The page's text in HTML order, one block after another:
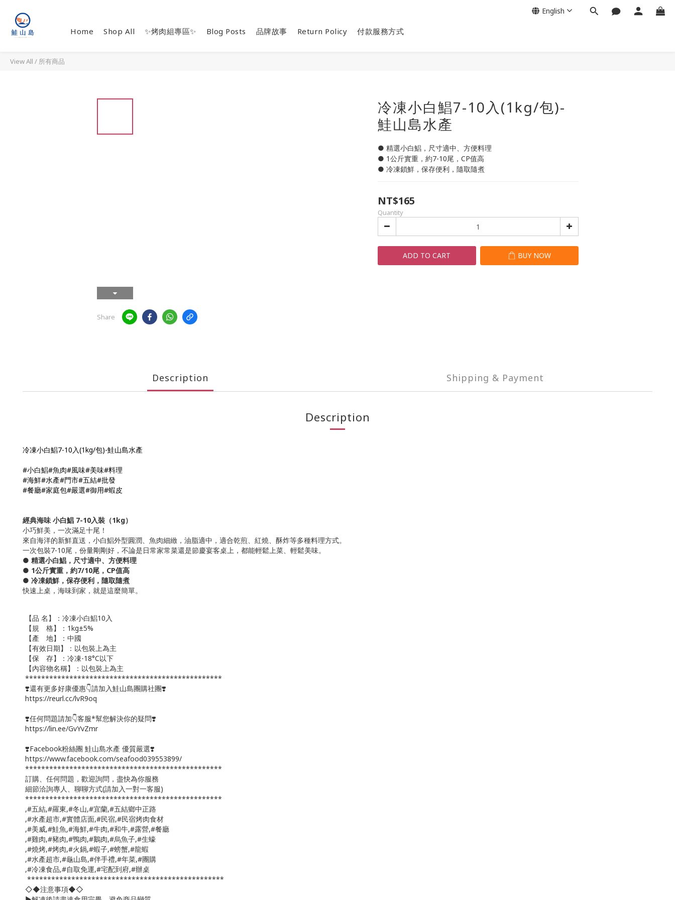
Home Shop All ✨烤肉組專區✨ Blog Posts 品牌故事 Return Policy 付款服務方式
English
View All / 所有商品
Share
冷凍小白鯧7-10入(1kg/包)-
鮭山島水產
● 精選小白鯧，尺寸適中、方便料理
● 1公斤實重，約7-10尾，CP值高
● 冷凍鎖鮮，保存便利，隨取隨煮
NT$165
Quantity
ADD TO CART BUY NOW
Description Shipping & Payment
Description
冷凍小白鯧7-10入(1kg/包)-鮭山島水產
#小白鯧#魚肉#風味#美味#料理
#海鮮#水產#門市#五結#批發
#餐廳#家庭包#嚴選#御用#蝦皮
經典海味 小白鯧 7-10入裝（1kg）
小巧鮮美，一次滿足十尾！
來自海洋的新鮮直送，小白鯧外型圓潤、魚肉細緻，油脂適中，適合乾煎、紅燒、酥炸等多種料理方式。
一次包裝7-10尾，份量剛剛好，不論是日常家常菜還是節慶宴客桌上，都能輕鬆上菜、輕鬆美味。
● 精選小白鯧，尺寸適中、方便料理
● 1公斤實重，約7/10尾，CP值高
● 冷凍鎖鮮，保存便利，隨取隨煮
快速上桌，海味到家，就是這麼簡單。
【品 名】：冷凍小白鯧10入
【規 格】：1kg±5%
【產 地】：中國
【有效日期】：以包裝上為主
【保 存】：冷凍-18°C以下
【內容物名稱】：以包裝上為主
*************************************************
❣️還有更多好康優惠👇請加入鮭山島團購社團❣️
https://reurl.cc/lvR9oq
❣️任何問題請加👇客服*幫您解決你的疑問❣️
https://lin.ee/GvYvZmr
❣️Facebook粉絲團 鮭山島水產 優質嚴選❣️
https://www.facebook.com/seafood039553899/
*************************************************
訂購、任何問題，歡迎詢問，盡快為你服務
細節洽詢專人、聊聊方式(請加入一對一客服)
*************************************************
,#五結,#羅東,#冬山,#宜蘭,#五結鄉中正路
,#水產超市,#實體店面,#民宿,#民宿烤肉食材
,#美威,#鮭魚,#海鮮,#牛肉,#和牛,#露營,#餐廳
,#雞肉,#豬肉,#鴨肉,#鵝肉,#烏魚子,#生蠔
,#燒烤,#烤肉,#火鍋,#蝦子,#螃蟹,#龍蝦
,#水產超市,#龜山島,#伴手禮,#年菜,#團購
,#冷凍食品,#自取免運,#宅配到府,#辦桌
*************************************************
◇◆注意事項◆◇